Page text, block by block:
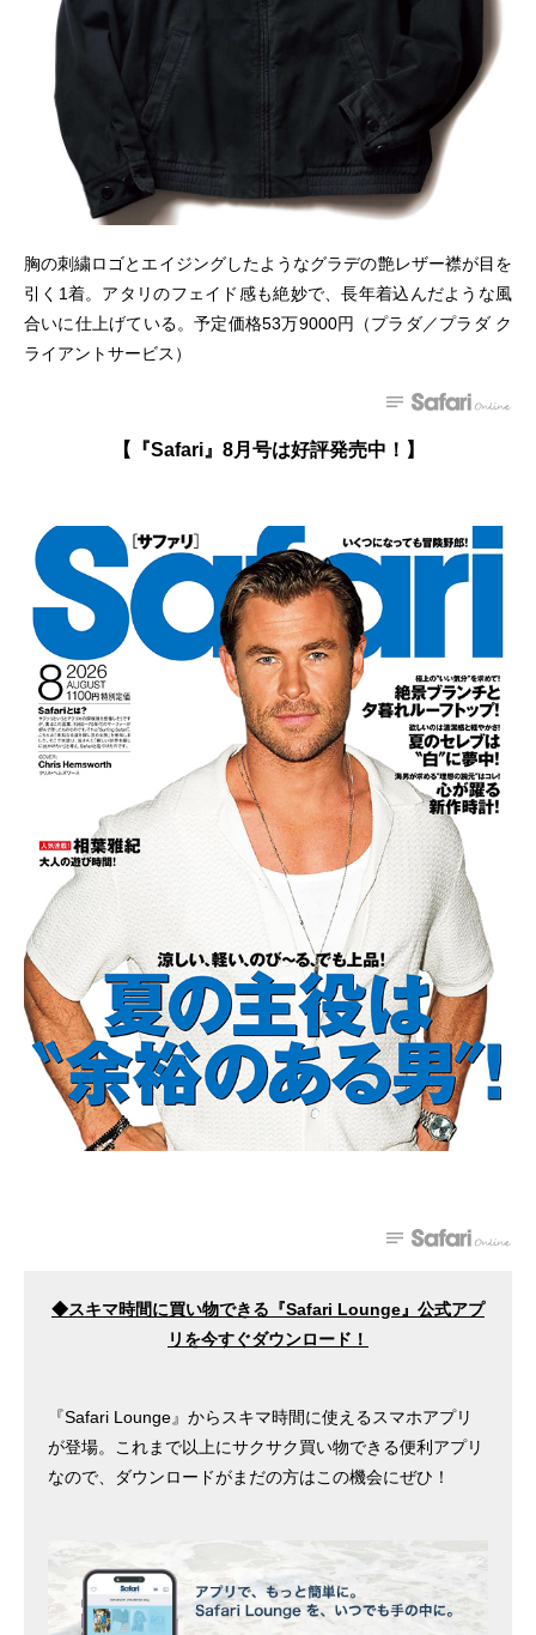
胸の刺繍ロゴとエイジングしたようなグラデの艶レザー襟が目を
引く1着。アタリのフェイド感も絶妙で、長年着込んだような風
合いに仕上げている。予定価格53万9000円（プラダ／プラダ ク
ライアントサービス）
【『Safari』8月号は好評発売中！】
◆スキマ時間に買い物できる『Safari Lounge』公式アプ
リを今すぐダウンロード ！
『Safari Lounge』からスキマ時間に使えるスマホアプリ
が登場。これまで以上にサクサク買い物できる便利アプリ
なので、ダウンロードがまだの方はこの機会にぜひ！